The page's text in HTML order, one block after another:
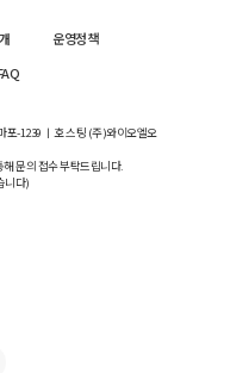
운영정책
포-1239 ㅣ 호스팅 (주)와이오엘오
문의 접수 부탁드립니다.
니다)